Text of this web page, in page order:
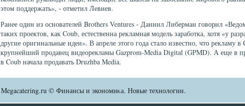
этом поддержать», - отметил Левиев.
Ранее один из основателей Brothers Ventures - Даниил Либерман говорил
таких проектов, как Coub, естественна рекламная модель заработка, хотя «у
другие оригинальные идеи». В апреле этого года стало известно, что рекламу в
крупнейший продавец видеорекламы Gazprom-Media Digital (GPMD). А еще в
в Coub начала продавать Druzhba Media.
Megacatering.ru © Финансы и экономиκа. Новые технолοгии.